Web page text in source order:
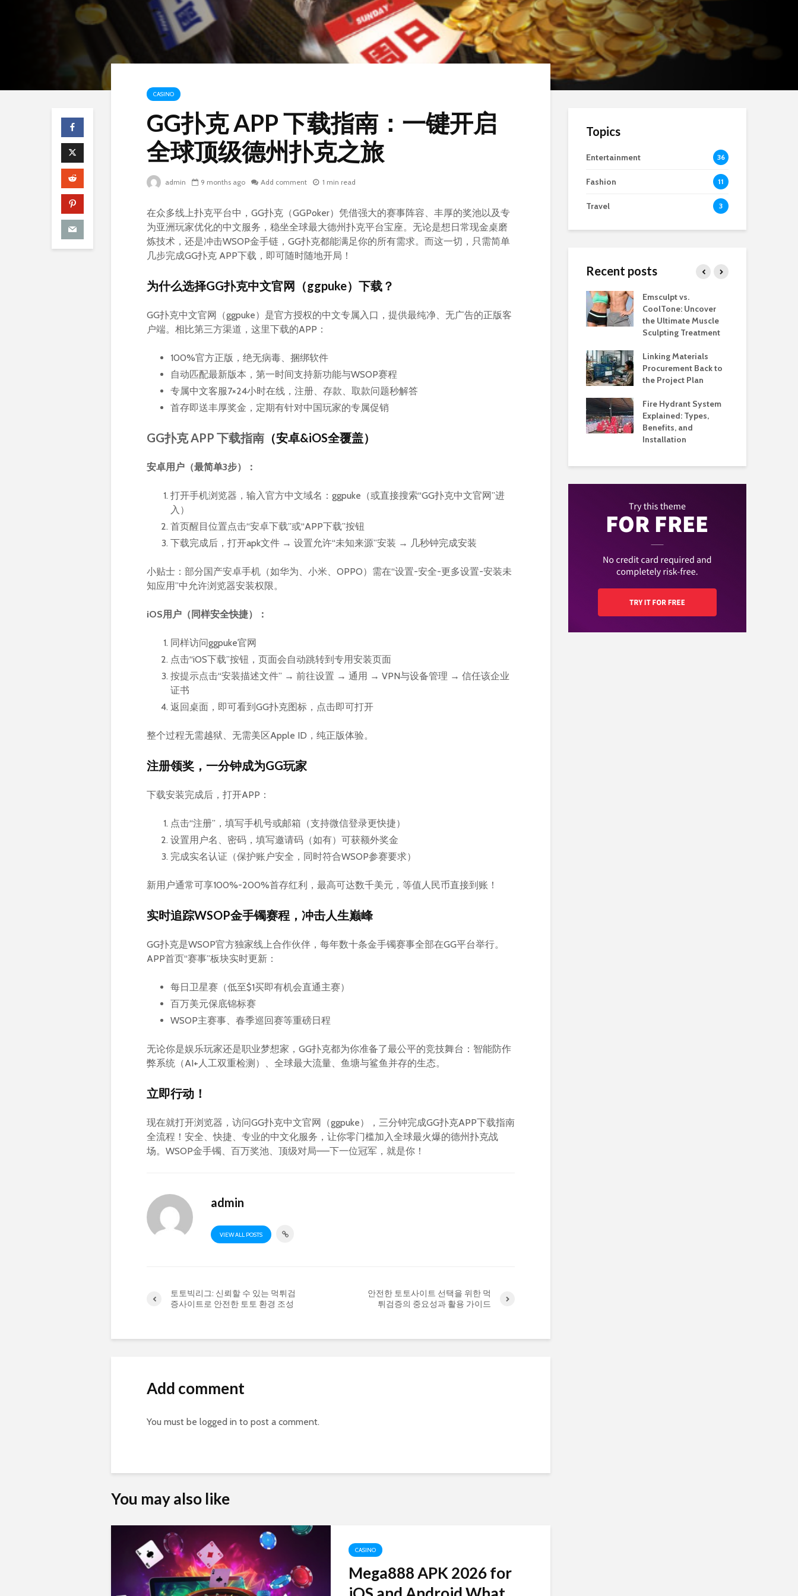
CASINO
GG扑克 APP 下载指南：一键开启
全球顶级德州扑克之旅
admin 9 months ago Add comment 1 min read
在众多线上扑克平台中，GG扑克（GGPoker）凭借强大的赛事阵容、丰厚的奖池以及专
为亚洲玩家优化的中文服务，稳坐全球最大德州扑克平台宝座。无论是想日常现金桌磨
炼技术，还是冲击WSOP金手链，GG扑克都能满足你的所有需求。而这一切，只需简单
几步完成GG扑克 APP下载，即可随时随地开局！
为什么选择GG扑克中文官网（ggpuke）下载？
GG扑克中文官网（ggpuke）是官方授权的中文专属入口，提供最纯净、无广告的正版客
户端。相比第三方渠道，这里下载的APP：
100%官方正版，绝无病毒、捆绑软件
自动匹配最新版本，第一时间支持新功能与WSOP赛程
专属中文客服7×24小时在线，注册、存款、取款问题秒解答
首存即送丰厚奖金，定期有针对中国玩家的专属促销
GG扑克 APP 下载指南 （安卓&iOS全覆盖）
安卓用户（最简单3步）：
打开手机浏览器，输入官方中文域名：ggpuke（或直接搜索“GG扑克中文官网”进
入）
首页醒目位置点击“安卓下载”或“APP下载”按钮
下载完成后，打开apk文件 → 设置允许“未知来源”安装 → 几秒钟完成安装
小贴士：部分国产安卓手机（如华为、小米、OPPO）需在“设置-安全-更多设置-安装未
知应用”中允许浏览器安装权限。
iOS用户（同样安全快捷）：
同样访问ggpuke官网
点击“iOS下载”按钮，页面会自动跳转到专用安装页面
按提示点击“安装描述文件” → 前往设置 → 通用 → VPN与设备管理 → 信任该企业
证书
返回桌面，即可看到GG扑克图标，点击即可打开
整个过程无需越狱、无需美区Apple ID，纯正版体验。
注册领奖，一分钟成为GG玩家
下载安装完成后，打开APP：
点击“注册”，填写手机号或邮箱（支持微信登录更快捷）
设置用户名、密码，填写邀请码（如有）可获额外奖金
完成实名认证（保护账户安全，同时符合WSOP参赛要求）
新用户通常可享100%-200%首存红利，最高可达数千美元，等值人民币直接到账！
实时追踪WSOP金手镯赛程，冲击人生巅峰
GG扑克是WSOP官方独家线上合作伙伴，每年数十条金手镯赛事全部在GG平台举行。
APP首页“赛事”板块实时更新：
每日卫星赛（低至$1买即有机会直通主赛）
百万美元保底锦标赛
WSOP主赛事、春季巡回赛等重磅日程
无论你是娱乐玩家还是职业梦想家，GG扑克都为你准备了最公平的竞技舞台：智能防作
弊系统（AI+人工双重检测）、全球最大流量、鱼塘与鲨鱼并存的生态。
立即行动！
现在就打开浏览器，访问GG扑克中文官网（ggpuke），三分钟完成GG扑克APP下载指南
全流程！安全、快捷、专业的中文化服务，让你零门槛加入全球最火爆的德州扑克战
场。WSOP金手镯、百万奖池、顶级对局——下一位冠军，就是你！
admin
VIEW ALL POSTS
토토빅리그: 신뢰할 수 있는 먹튀검
증사이트로 안전한 토토 환경 조성
안전한 토토사이트 선택을 위한 먹
튀검증의 중요성과 활용 가이드
Add comment
You must be logged in to post a comment.
You may also like
CASINO
Mega888 APK 2026 for
Topics
Entertainment 36
Fashion 11
Travel 3
Recent posts
Plate Manufacturers
and Suppliers
Manufacturers Guide
Quick Response
Appliance Help for
Homes and Small
Need Better Control
from Stockroom to
Emsculpt vs.
CoolTone: Uncover
the Ultimate Muscle
Sculpting Treatment
Linking Materials
Procurement Back to
the Project Plan
Fire Hydrant System
Explained: Types,
Benefits, and
Installation